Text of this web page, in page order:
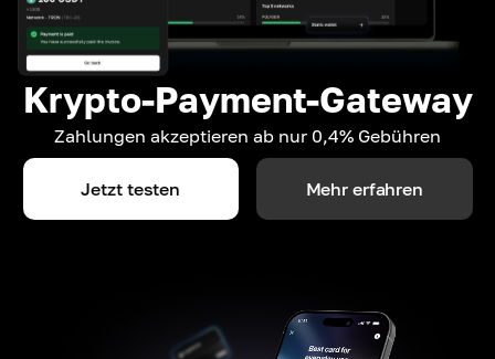
Krypto-Payment-Gateway
Zahlungen akzeptieren ab nur 0,4% Gebühren
Jetzt testen Mehr erfahren